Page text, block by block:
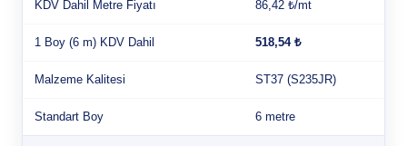
KDV Dahil Metre Fiyatı 86,42 ₺/mt
1 Boy (6 m) KDV Dahil 518,54 ₺
Malzeme Kalitesi ST37 (S235JR)
Standart Boy 6 metre